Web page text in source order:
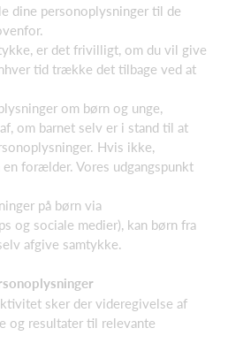
dine personoplysninger til de
er det frivilligt, om du vil give
tid trække det tilbage ved at
om børn og unge,
om barnet selv er i stand til at
Hvis ikke,
forælder. Vores udgangspunkt
på børn via
og sociale medier), kan børn fra
afgive samtykke.
sker der videregivelse af
og resultater til relevante